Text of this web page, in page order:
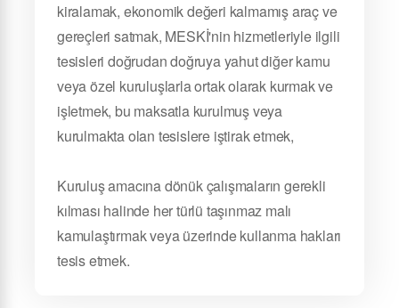
kiralamak, ekonomik değeri kalmamış araç ve
gereçleri satmak, MESKİ'nin hizmetleriyle ilgili
tesisleri doğrudan doğruya yahut diğer kamu
veya özel kuruluşlarla ortak olarak kurmak ve
işletmek, bu maksatla kurulmuş veya
kurulmakta olan tesislere iştirak etmek,
Kuruluş amacına dönük çalışmaların gerekli
kılması halinde her türlü taşınmaz malı
kamulaştırmak veya üzerinde kullanma hakları
tesis etmek.